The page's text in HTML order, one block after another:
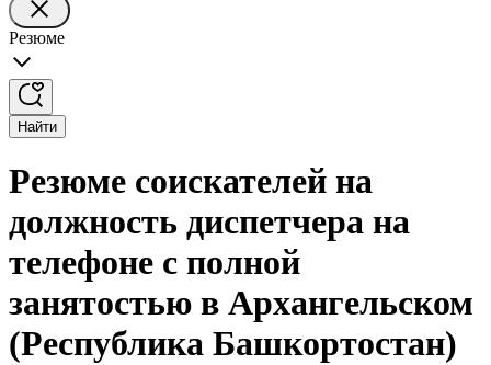
Резюме
Найти
Резюме соискателей на
должность диспетчера на
телефоне с полной
занятостью в Архангельском
(Республика Башкортостан)